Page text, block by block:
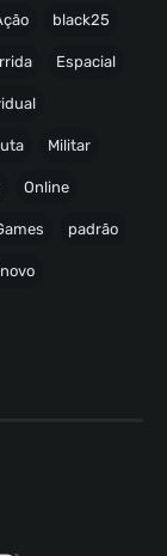
black25
Espacial
Militar
Online
padrão